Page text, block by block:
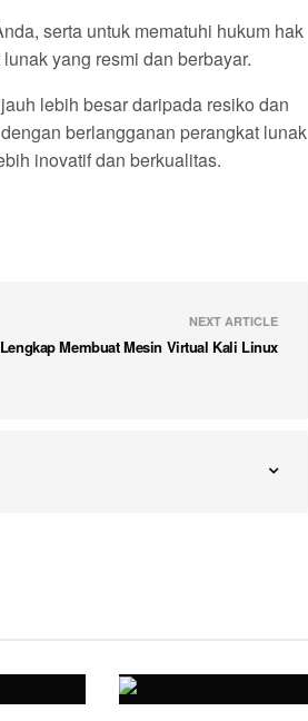
serta untuk mematuhi hukum hak
yang resmi dan berbayar.
lebih besar daripada resiko dan
berlangganan perangkat lunak
inovatif dan berkualitas.
NEXT ARTICLE
Membuat Mesin Virtual Kali Linux